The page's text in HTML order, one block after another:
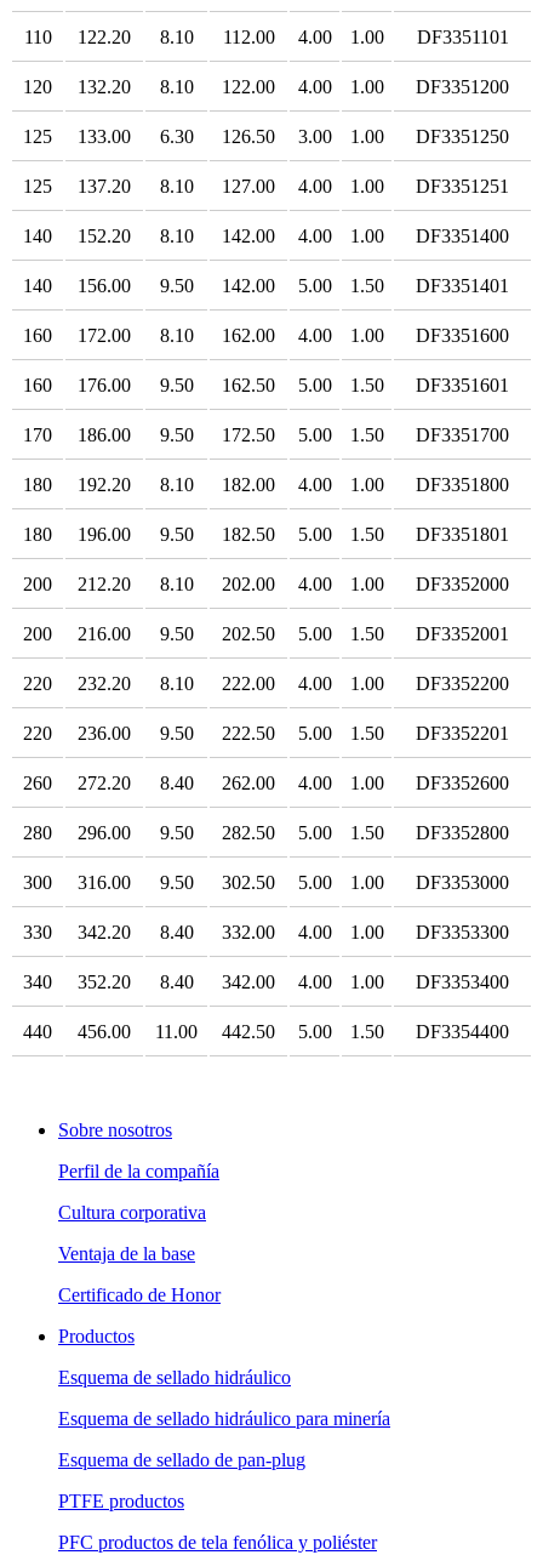
110 122.20 8.10 112.00 4.00 1.00 DF3351101
120 132.20 8.10 122.00 4.00 1.00 DF3351200
125 133.00 6.30 126.50 3.00 1.00 DF3351250
125 137.20 8.10 127.00 4.00 1.00 DF3351251
140 152.20 8.10 142.00 4.00 1.00 DF3351400
140 156.00 9.50 142.00 5.00 1.50 DF3351401
160 172.00 8.10 162.00 4.00 1.00 DF3351600
160 176.00 9.50 162.50 5.00 1.50 DF3351601
170 186.00 9.50 172.50 5.00 1.50 DF3351700
180 192.20 8.10 182.00 4.00 1.00 DF3351800
180 196.00 9.50 182.50 5.00 1.50 DF3351801
200 212.20 8.10 202.00 4.00 1.00 DF3352000
200 216.00 9.50 202.50 5.00 1.50 DF3352001
220 232.20 8.10 222.00 4.00 1.00 DF3352200
220 236.00 9.50 222.50 5.00 1.50 DF3352201
260 272.20 8.40 262.00 4.00 1.00 DF3352600
280 296.00 9.50 282.50 5.00 1.50 DF3352800
300 316.00 9.50 302.50 5.00 1.00 DF3353000
330 342.20 8.40 332.00 4.00 1.00 DF3353300
340 352.20 8.40 342.00 4.00 1.00 DF3353400
440 456.00 11.00 442.50 5.00 1.50 DF3354400
Sobre nosotros
Perfil de la compañía
Cultura corporativa
Ventaja de la base
Certificado de Honor
Productos
Esquema de sellado hidráulico
Esquema de sellado hidráulico para minería
Esquema de sellado de pan-plug
PTFE productos
PFC productos de tela fenólica y poliéster